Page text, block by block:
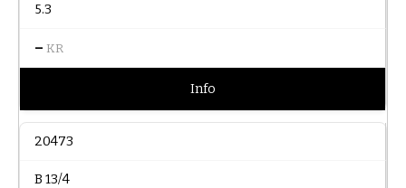
5.3
– KR
Info
20473
B 13/4